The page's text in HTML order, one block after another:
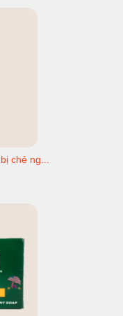
chẻ ng...